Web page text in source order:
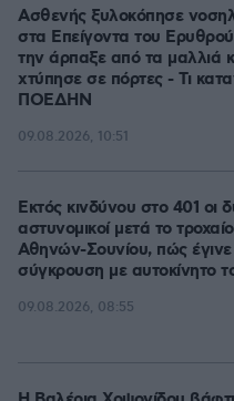
Ασθενής ξυλοκόπησε
στα Επείγοντα του
την άρπαξε από τα μαλλιά
χτύπησε σε πόρτες - Τι
ΠΟΕΔΗΝ
09.08.2026, 10:51
Εκτός κινδύνου στο 401 οι
αστυνομικοί μετά το
Αθηνών-Σουνίου, πώς
σύγκρουση με αυτοκίνητο
09.08.2026, 08:55